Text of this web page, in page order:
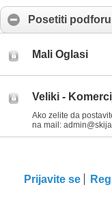
Posetiti
Mali Oglasi
Veliki -
Ako zelite da
na mail:
Prijavite se